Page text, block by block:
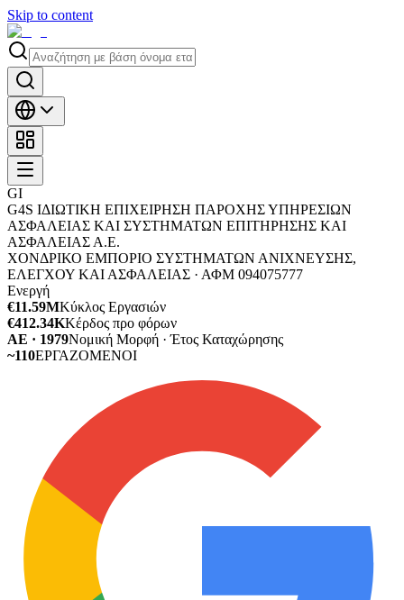
Skip to content
GΙ
G4S ΙΔΙΩΤΙΚΗ ΕΠΙΧΕΙΡΗΣΗ ΠΑΡΟΧΗΣ ΥΠΗΡΕΣΙΩΝ
ΑΣΦΑΛΕΙΑΣ ΚΑΙ ΣΥΣΤΗΜΑΤΩΝ ΕΠΙΤΗΡΗΣΗΣ ΚΑΙ
ΑΣΦΑΛΕΙΑΣ Α.Ε.
ΧΟΝΔΡΙΚΟ ΕΜΠΟΡΙΟ ΣΥΣΤΗΜΑΤΩΝ ΑΝΙΧΝΕΥΣΗΣ,
ΕΛΕΓΧΟΥ ΚΑΙ ΑΣΦΑΛΕΙΑΣ · ΑΦΜ 094075777
Ενεργή
€11.59MΚύκλος Εργασιών
€412.34KΚέρδος προ φόρων
ΑΕ · 1979Νομική Μορφή · Έτος Καταχώρησης
~110ΕΡΓΑΖΟΜΕΝΟΙ